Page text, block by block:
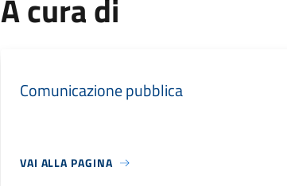
A cura di
Comunicazione pubblica
VAI ALLA PAGINA